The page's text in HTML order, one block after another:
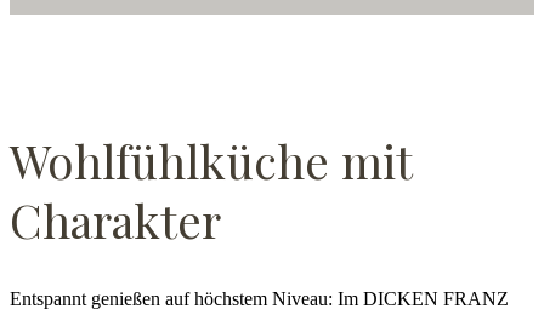
Wohlfühlküche mit
Charakter
Entspannt genießen auf höchstem Niveau: Im DICKEN FRANZ